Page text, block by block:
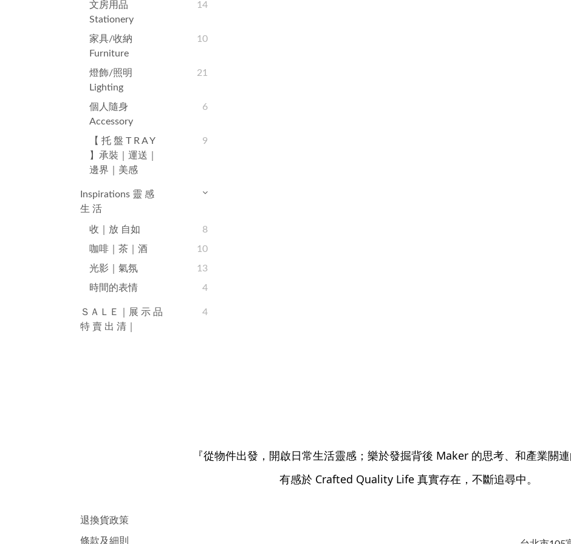
文房用品
Stationery
14
家具/收納
Furniture
10
燈飾/照明
Lighting
21
個人隨身
Accessory
6
【 托 盤 T R A Y
】承裝｜運送｜
邊界｜美感
9
Inspirations 靈 感
生 活
收｜放 自如
8
咖啡｜茶｜酒
10
光影｜氣氛
13
時間的表情
4
ＳＡＬＥ｜展 示 品
特 賣 出 清｜
4
『從物件出發，開啟日常生活靈感；樂於發掘背後 Maker 的思考、和產業關連
有感於 Crafted Quality Life 真實存在，不斷追尋中。
退換貨政策
條款及細則